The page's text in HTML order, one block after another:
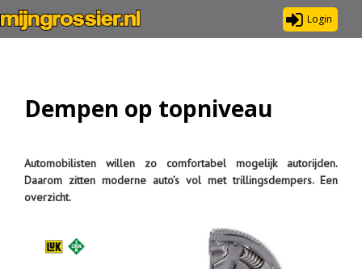
Login
Dempen op topniveau
Automobilisten willen zo comfortabel mogelijk autorijden.
Daarom zitten moderne auto’s vol met trillingsdempers. Een
overzicht.